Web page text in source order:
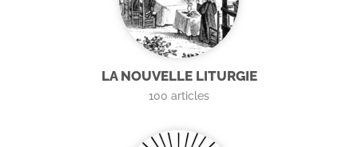
LA NOUVELLE LITURGIE
100 articles